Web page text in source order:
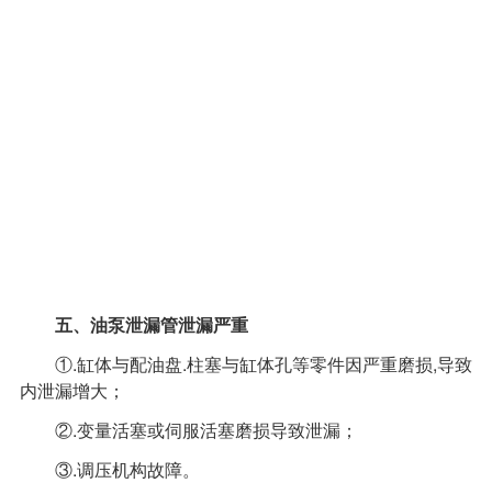
五、油泵泄漏管泄漏严重
①.缸体与配油盘.柱塞与缸体孔等零件因严重磨损,导致
内泄漏增大；
②.变量活塞或伺服活塞磨损导致泄漏；
③.调压机构故障。